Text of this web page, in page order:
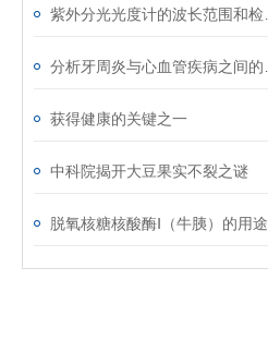
获得健康的关键之一
中科院揭开大豆果实不裂之谜
脱氧核糖核酸酶Ⅰ（牛胰）的用途